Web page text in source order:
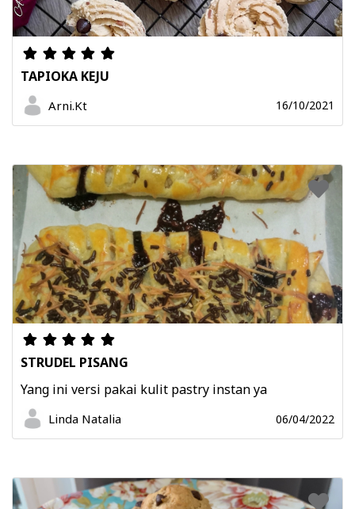
TAPIOKA KEJU
Arni.Kt 16/10/2021
STRUDEL PISANG
Yang ini versi pakai kulit pastry instan ya
Linda Natalia 06/04/2022